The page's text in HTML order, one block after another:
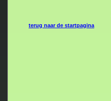
terug naar de startpagina